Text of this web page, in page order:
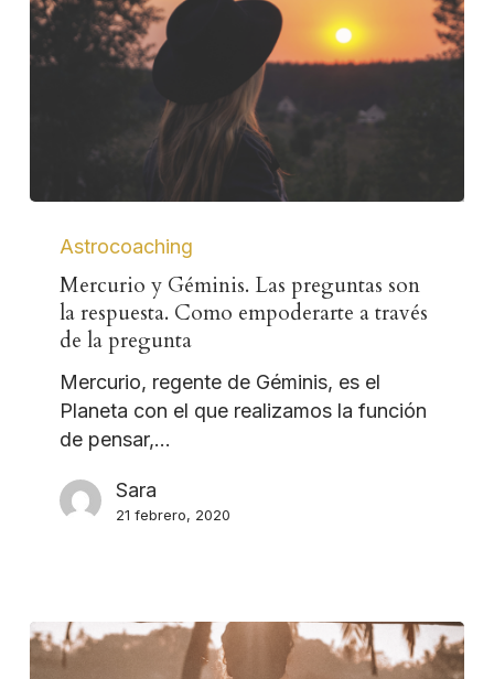
Astrocoaching
Mercurio y Géminis. Las preguntas son
la respuesta. Como empoderarte a través
de la pregunta
Mercurio, regente de Géminis, es el
Planeta con el que realizamos la función
de pensar,…
Sara
21 febrero, 2020